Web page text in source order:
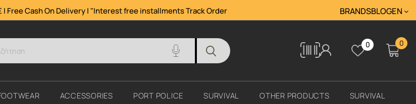
| Free Cash On Delivery | "Interest free installmentsTrack Order BRANDSBLOGΕΝ
Tracking 0 0
ACCESSORIES PORT POLICE SURVIVAL OTHER PRODUCTS SURVIVAL